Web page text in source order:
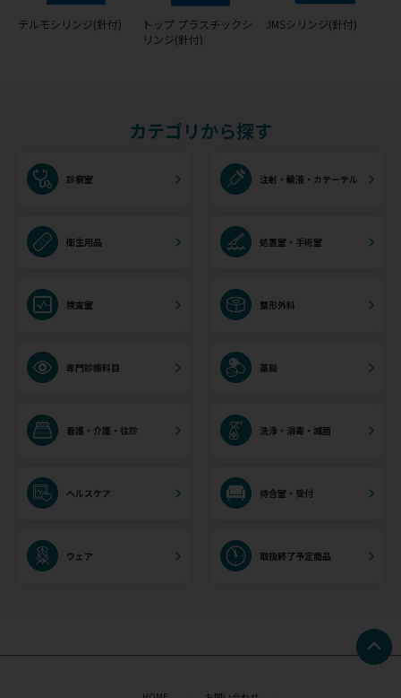
テルモシリンジ(針付)
トップ プラスチックシ
リンジ(針付)
JMSシリンジ(針付)
カテゴリから探す
診察室 注射・輸液・カテーテル
衛生用品 処置室・手術室
検査室 整形外科
専門診療科目 薬局
看護・介護・往診 洗浄・消毒・滅菌
ヘルスケア 待合室・受付
ウェア 取扱終了予定商品